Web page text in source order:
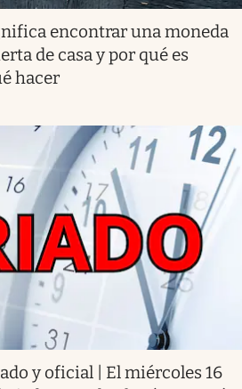
encontrar una moneda
de casa y por qué es
hacer
y oficial | El miércoles 16